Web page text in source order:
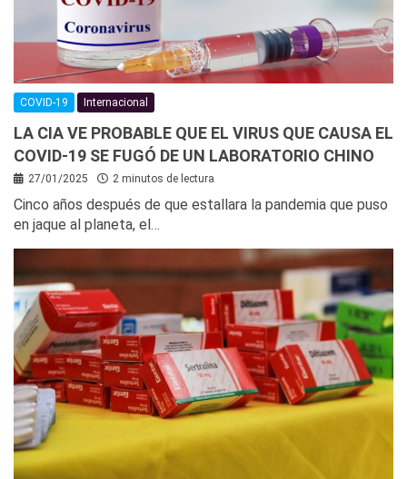
COVID-19 Internacional
LA CIA VE PROBABLE QUE EL VIRUS QUE CAUSA EL
COVID-19 SE FUGÓ DE UN LABORATORIO CHINO
27/01/2025 2 minutos de lectura
Cinco años después de que estallara la pandemia que puso
en jaque al planeta, el…